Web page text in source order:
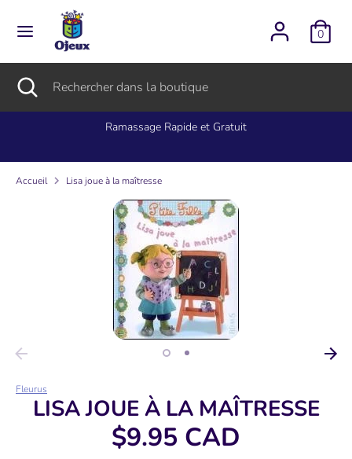
0
L
a
n
u
Français
Recherche
dans
la
RechercheRechercher
la
Fermer
la
recherche
Ramassage Rapide et Gratuit
Accueil Lisa joue à la maîtresse
Fleurus
LISA JOUE À LA MAÎTRESSE
$9.95 CAD